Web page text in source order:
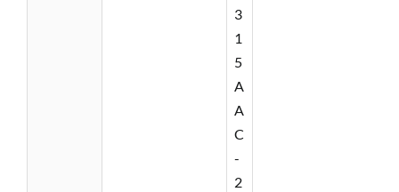
3
1
5
A
A
C
-
2